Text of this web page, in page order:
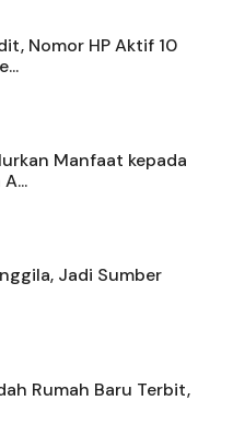
Nomor HP Aktif 10
Manfaat kepada
Jadi Sumber
Rumah Baru Terbit,